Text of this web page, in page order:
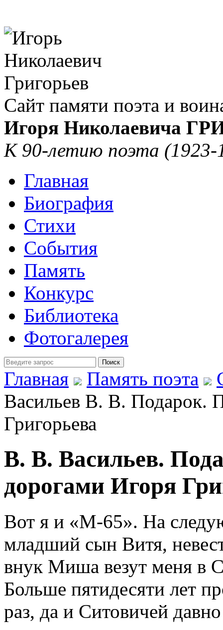
Сайт памяти поэта и
Игоря Николаевича
К 90-летию поэта (1923-
Главная
Биография
Стихи
События
Память
Конкурс
Библиотека
Фотогалерея
Главная
Память поэта
Васильев В. В. Подарок.
Григорьева
В. В. Васильев.
дорогами Игоря
Вот я и «М-65». На
младший сын Витя,
внук Миша везут меня в
Больше пятидесяти лет
раз, да и Ситовичей